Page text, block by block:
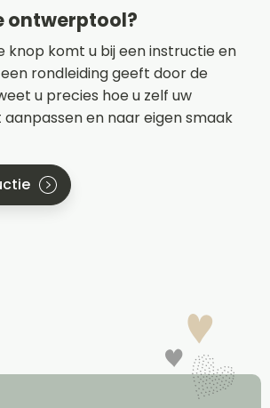
ontwerptool?
knop komt u bij een instructie en
rondleiding geeft door de
u precies hoe u zelf uw
en naar eigen smaak